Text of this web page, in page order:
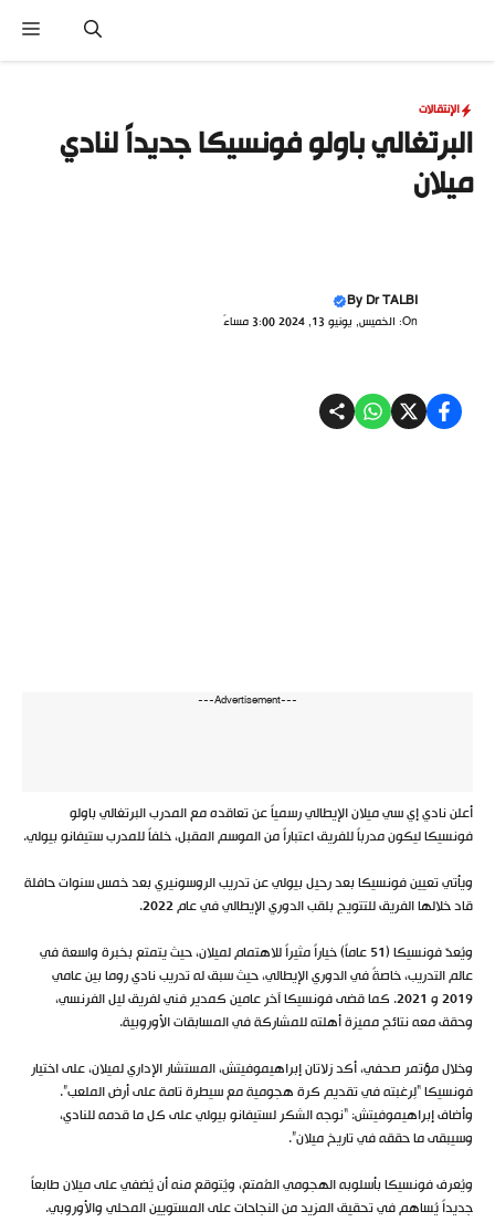
المحتوى
الإنتقالات
البرتغالي باولو فونسيكا جديداً لنادي
ميلان
ByDr TALBI
On: الخميس, يونيو 13, 2024 3:00 مساءً
---Advertisement---
أعلن نادي إي سي ميلان الإيطالي رسمياً عن تعاقده مع المدرب البرتغالي باولو
فونسيكا ليكون مدرباً للفريق اعتباراً من الموسم المقبل، خلفاً للمدرب ستيفانو بيولي.
ويأتي تعيين فونسيكا بعد رحيل بيولي عن تدريب الروسونيري بعد خمس سنوات حافلة
قاد خلالها الفريق للتتويج بلقب الدوري الإيطالي في عام 2022.
ويُعدّ فونسيكا (51 عاماً) خياراً مثيراً للاهتمام لميلان، حيث يتمتع بخبرة واسعة في
عالم التدريب، خاصةً في الدوري الإيطالي، حيث سبق له تدريب نادي روما بين عامي
2019 و 2021. كما قضى فونسيكا آخر عامين كمدير فني لفريق ليل الفرنسي،
وحقق معه نتائج مميزة أهلته للمشاركة في المسابقات الأوروبية.
وخلال مؤتمر صحفي، أكد زلاتان إبراهيموفيتش، المستشار الإداري لميلان، على اختيار
فونسيكا “لِرغبته في تقديم كرة هجومية مع سيطرة تامة على أرض الملعب”.
وأضاف إبراهيموفيتش: “نوجه الشكر لستيفانو بيولي على كل ما قدمه للنادي،
وسيبقى ما حققه في تاريخ ميلان”.
ويُعرف فونسيكا بأسلوبه الهجومي المُمتع، ويُتوقع منه أن يُضفي على ميلان طابعاً
جديداً يُساهم في تحقيق المزيد من النجاحات على المستويين المحلي والأوروبي.